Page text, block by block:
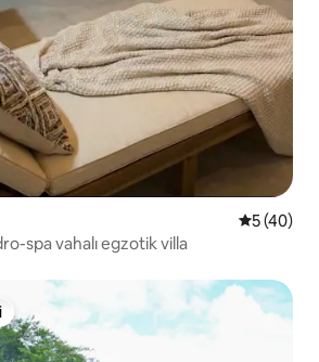
55 (40)
spa vahalı egzotik villa